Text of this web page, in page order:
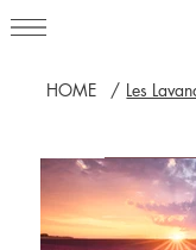
HOME / Les